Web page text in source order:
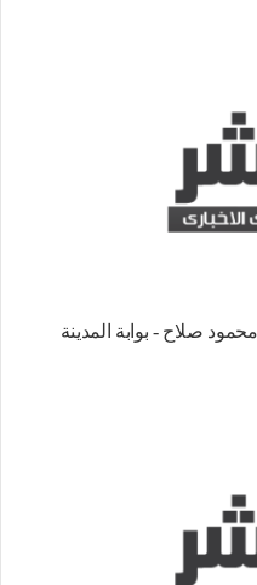
صلاح - بوابة المدينة